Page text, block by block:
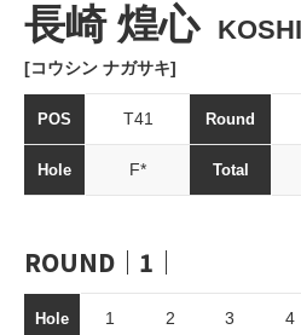
長崎 煌心
[コウシン ナガサキ]
POS T41 Round
Hole F* Total
ROUND｜1｜
Hole 1 2 3 4